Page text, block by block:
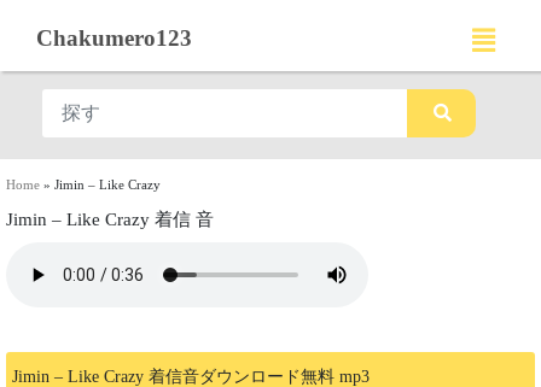
Chakumero123
Home » Jimin – Like Crazy
Jimin – Like Crazy 着信 音
Jimin – Like Crazy 着信音ダウンロード無料 mp3